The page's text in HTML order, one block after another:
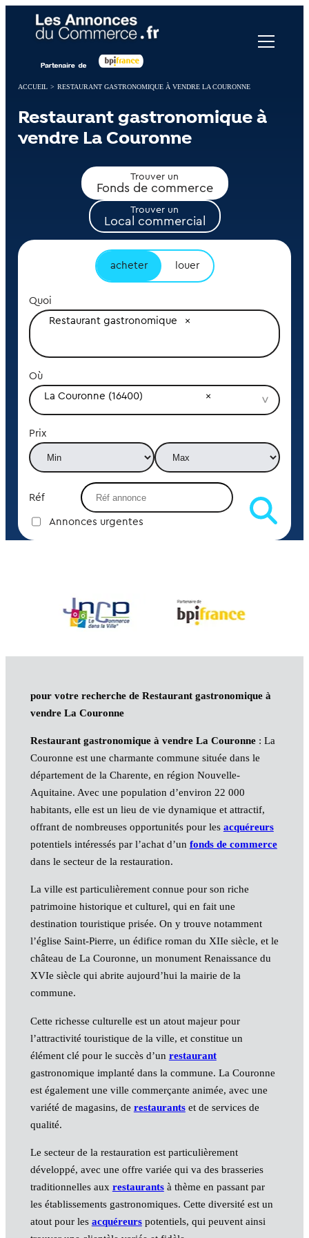
ACCUEIL > RESTAURANT GASTRONOMIQUE À VENDRE LA COURONNE
Restaurant gastronomique à
vendre La Couronne
Trouver un
Fonds de commerce
Trouver un
Local commercial
acheter louer
Quoi
Restaurant gastronomique
Où
La Couronne (16400)
Prix
Réf
Annonces urgentes
pour votre recherche de Restaurant gastronomique à
vendre La Couronne
Restaurant gastronomique à vendre La Couronne: La
Couronne est une charmante commune située dans le
département de la Charente, en région Nouvelle-
Aquitaine. Avec une population d’environ 22 000
habitants, elle est un lieu de vie dynamique et attractif,
offrant de nombreuses opportunités pour les acquéreurs
potentiels intéressés par l’achat d’un fonds de commerce
dans le secteur de la restauration.
La ville est particulièrement connue pour son riche
patrimoine historique et culturel, qui en fait une
destination touristique prisée. On y trouve notamment
l’église Saint-Pierre, un édifice roman du XIIe siècle, et le
château de La Couronne, un monument Renaissance du
XVIe siècle qui abrite aujourd’hui la mairie de la
commune.
Cette richesse culturelle est un atout majeur pour
l’attractivité touristique de la ville, et constitue un
élément clé pour le succès d’un restaurant
gastronomique implanté dans la commune. La Couronne
est également une ville commerçante animée, avec une
variété de magasins, de restaurantset de services de
qualité.
Le secteur de la restauration est particulièrement
développé, avec une offre variée qui va des brasseries
traditionnelles aux restaurantsà thème en passant par
les établissements gastronomiques. Cette diversité est un
atout pour les acquéreurspotentiels, qui peuvent ainsi
Panneau de gestion des cookies